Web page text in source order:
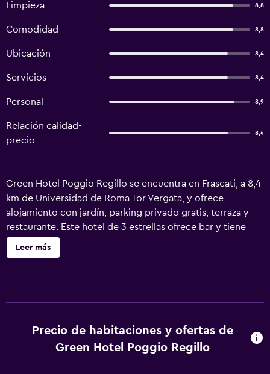
Limpieza 8,8
Comodidad 8,8
Ubicación 8,4
Servicios 8,4
Personal 8,9
Relación calidad-
precio
8,4
Green Hotel Poggio Regillo se encuentra en Frascati, a 8,4
km de Universidad de Roma Tor Vergata, y ofrece
alojamiento con jardín, parking privado gratis, terraza y
restaurante. Este hotel de 3 estrellas ofrece bar y tiene
habitaciones con aire acondicionado, wifi gratis y baño
privado. Este alojamiento libre de humo está a 16 km de
Poggio Regillo, las habitaciones incluyen ropa de cama y
toallas. En el alojamiento se puede disfrutar de un
Leer más
Precio de habitaciones y ofertas de
Green Hotel Poggio Regillo